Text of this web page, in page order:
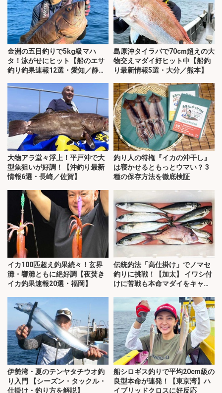
金洲の五目釣りで5kg級マハ
タ！泳がせにヒット【船のエサ
釣り釣果速報12選・愛知／静
島原沖タイラバで70cm超えの大
物交えマダイ好ヒット中【船釣
り最新情報5選・大分／熊本】
大物アラ堂々浮上！平戸沖で大
型魚狙いが好調！【沖釣り最新
情報6選・長崎／佐賀】
釣り人の特権『イカの沖干し』
は寝かせるともっとウマい？ 3
種の保存方法を徹底検証
イカ100匹超え釣果続々！玄界
灘・響灘ともに絶好調【夜焚き
イカ釣果速報20選・福岡】
伝統釣法「高仕掛け」でノマセ
釣りに挑戦！【加太】 イワシ付
けに苦戦も本命マダイをキャッ
伊勢湾・夏のテンヤタチウオ釣
り入門 【シーズン・タックル・
仕掛け・釣り方を解説】
船シロギス釣りで平均20cm級の
良型本命が連発！【東京湾】ハ
イブリッドクロスに好反応